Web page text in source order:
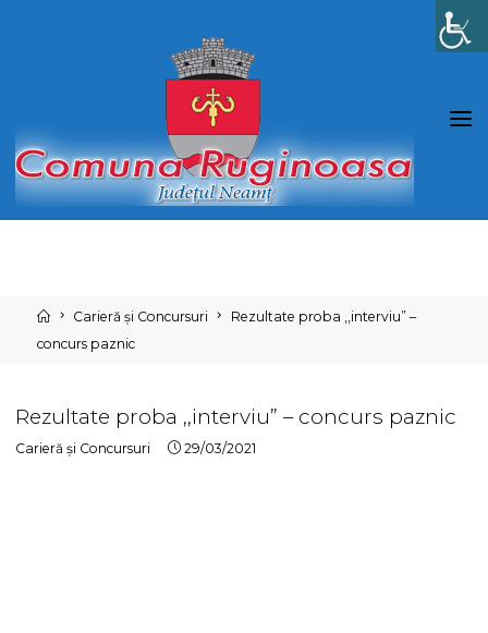
Home
Carieră și Concursuri
Rezultate proba ,,interviu” –
concurs paznic
Rezultate proba ,,interviu” – concurs paznic
Carieră și Concursuri 29/03/2021